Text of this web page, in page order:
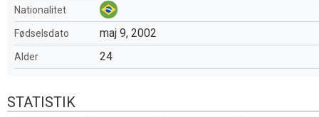
Nationalitet
Fødselsdato maj 9, 2002
Alder 24
STATISTIK